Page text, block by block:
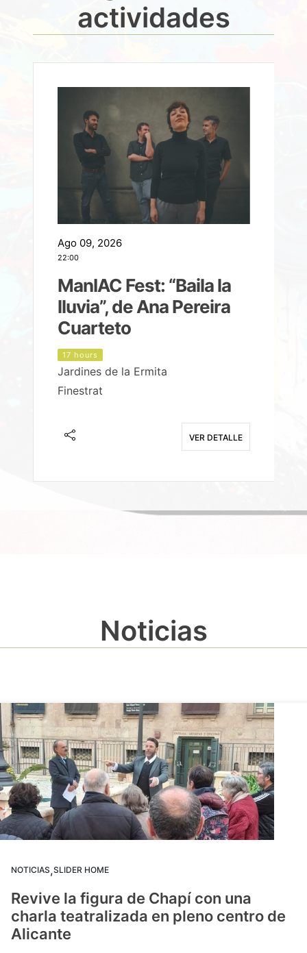
actividades
Ago 09, 2026
22:00
ManIAC Fest: “Baila la
lluvia”, de Ana Pereira
Cuarteto
17 hours
Jardines de la Ermita
Finestrat
VER DETALLE
Noticias
NOTICIAS,SLIDER HOME
Revive la figura de Chapí con una
charla teatralizada en pleno centro de
Alicante